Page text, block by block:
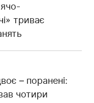
триває
– поранені:
чотири